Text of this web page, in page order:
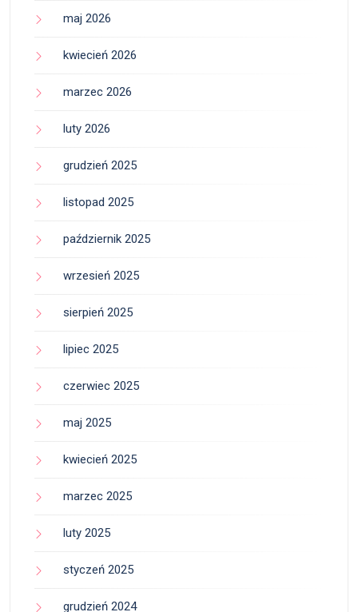
maj 2026
kwiecień 2026
marzec 2026
luty 2026
grudzień 2025
listopad 2025
październik 2025
wrzesień 2025
sierpień 2025
lipiec 2025
czerwiec 2025
maj 2025
kwiecień 2025
marzec 2025
luty 2025
styczeń 2025
grudzień 2024